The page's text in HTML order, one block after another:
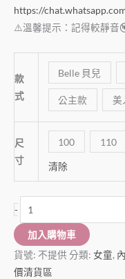
https://
⚠️溫馨提示：記得較靜音
款
式
Belle 貝兒
公主款 美
尺
寸
100 110
清除
-
加入購物車
貨號: 不提供 分類: 女童,
價清貨區